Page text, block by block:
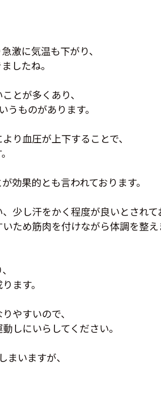
激に気温も下がり、
したね。
とが多くあり、
うものがあります。
り血圧が上下することで、
効果的とも言われております。
少し汗をかく程度が良いとされて
ため筋肉を付けながら体調を整え
ます。
やすいので、
しにいらしてください。
いますが、